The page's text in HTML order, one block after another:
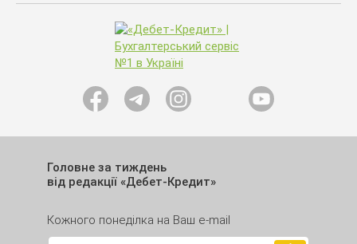
Головне за тиждень
від редакції «Дебет-Кредит»
Кожного понеділка на Ваш e-mail